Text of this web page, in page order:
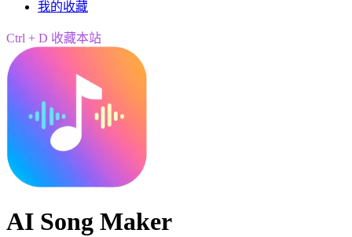
我的收藏
Ctrl + D 收藏本站
AI Song Maker